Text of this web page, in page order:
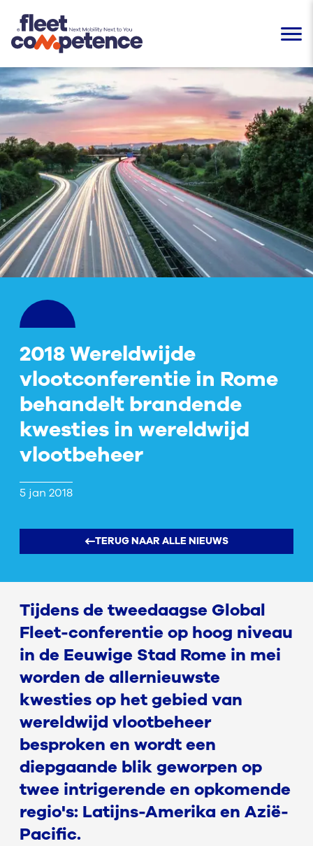
2018 Wereldwijde
vlootconferentie in Rome
behandelt brandende
kwesties in wereldwijd
vlootbeheer
5 jan 2018
TERUG NAAR ALLE NIEUWS
Tijdens de tweedaagse Global
Fleet-conferentie op hoog niveau
in de Eeuwige Stad Rome in mei
worden de allernieuwste
kwesties op het gebied van
wereldwijd vlootbeheer
besproken en wordt een
diepgaande blik geworpen op
twee intrigerende en opkomende
regio's: Latijns-Amerika en Azië-
Pacific.